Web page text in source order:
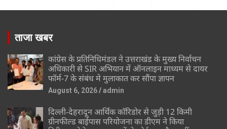
ताजा खबर
कांग्रेस के प्रतिनिधिमंडल ने उत्तराखंड के मुख्य निर्वाचन
अधिकारी से SIR अभियान में ऑनलाइन माध्यम से दायर
फॉर्म-7 के संबंध मे मुलाकात कर सौंपा ज्ञापन
August 6, 2026 admin
दिल्ली-देहरादून आर्थिक कॉरिडोर से जुड़ी 12 किमी
ग्रीनफील्ड बाईपास परियोजना का डीएम ने किया